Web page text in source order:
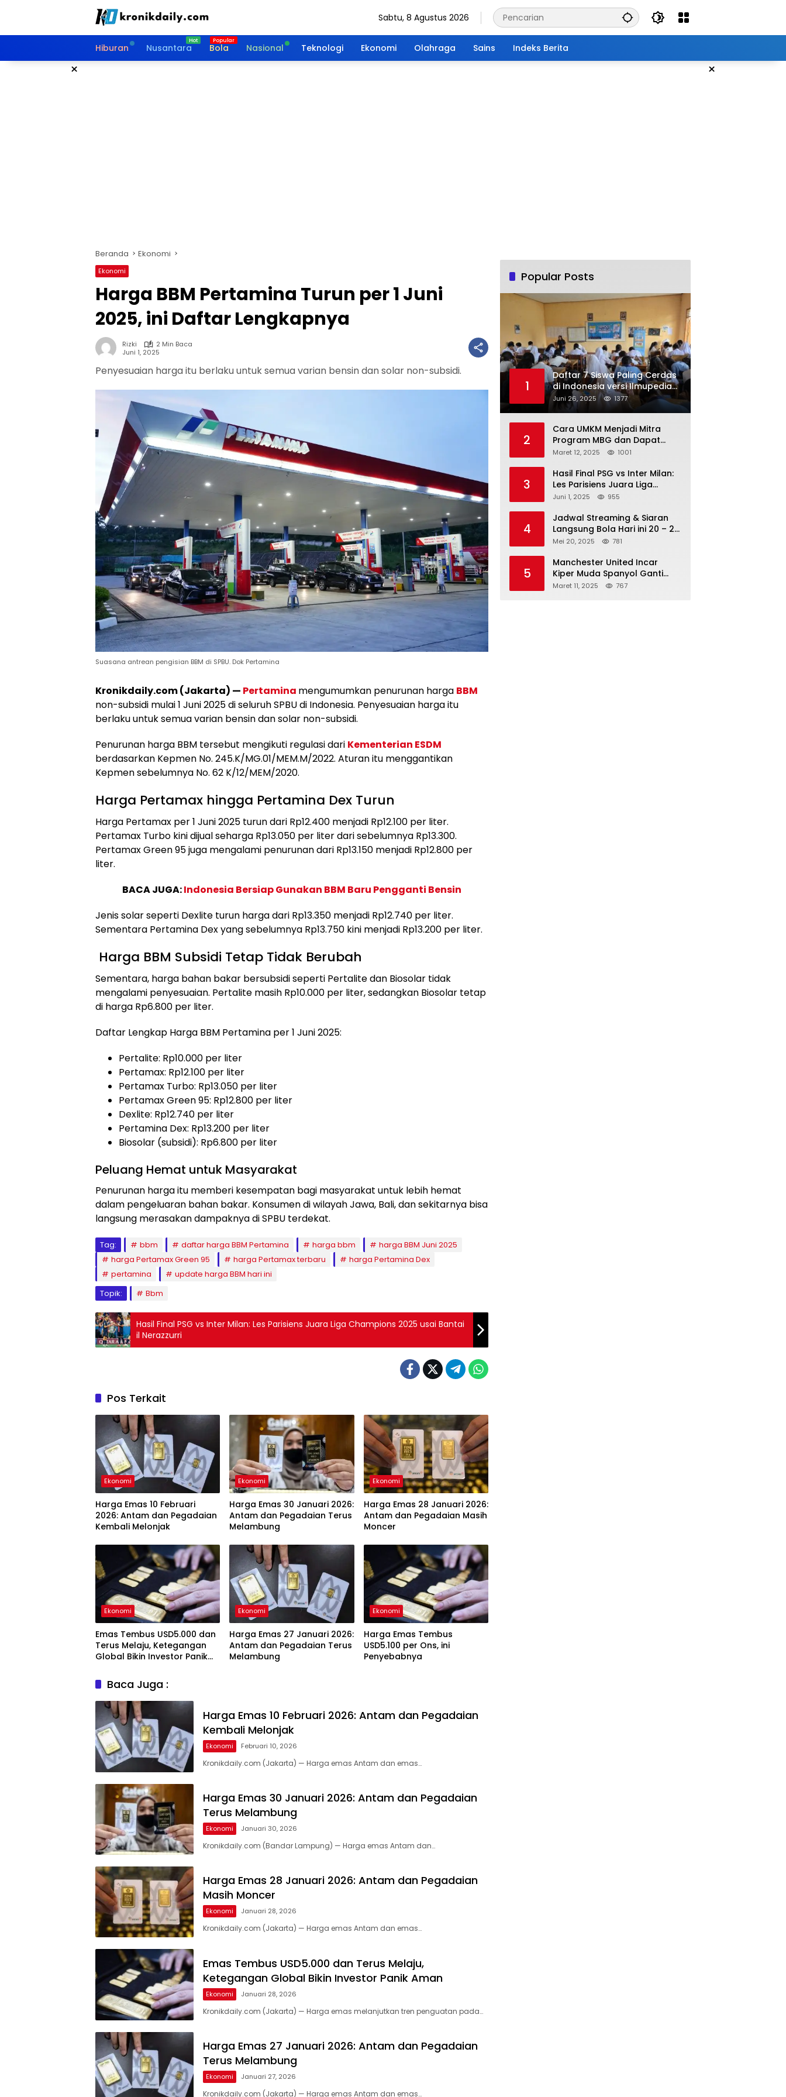
Sabtu, 8 Agustus 2026
Hiburan Nusantara Bola Nasional Teknologi Ekonomi Olahraga Sains Indeks Berita
× ×
Beranda Ekonomi
Ekonomi
Harga BBM Pertamina Turun per 1 Juni
2025, ini Daftar Lengkapnya
Rizki
2 Min Baca
Juni 1, 2025
Penyesuaian harga itu berlaku untuk semua varian bensin dan solar non-subsidi.
Suasana antrean pengisian BBM di SPBU. Dok Pertamina
Kronikdaily.com (Jakarta) — Pertamina mengumumkan penurunan harga BBM
non-subsidi mulai 1 Juni 2025 di seluruh SPBU di Indonesia. Penyesuaian harga itu
berlaku untuk semua varian bensin dan solar non-subsidi.
Penurunan harga BBM tersebut mengikuti regulasi dari Kementerian ESDM
berdasarkan Kepmen No. 245.K/MG.01/MEM.M/2022. Aturan itu menggantikan
Kepmen sebelumnya No. 62 K/12/MEM/2020.
Harga Pertamax hingga Pertamina Dex Turun
Harga Pertamax per 1 Juni 2025 turun dari Rp12.400 menjadi Rp12.100 per liter.
Pertamax Turbo kini dijual seharga Rp13.050 per liter dari sebelumnya Rp13.300.
Pertamax Green 95 juga mengalami penurunan dari Rp13.150 menjadi Rp12.800 per
liter.
BACA JUGA:Indonesia Bersiap Gunakan BBM Baru Pengganti Bensin
Jenis solar seperti Dexlite turun harga dari Rp13.350 menjadi Rp12.740 per liter.
Sementara Pertamina Dex yang sebelumnya Rp13.750 kini menjadi Rp13.200 per liter.
Harga BBM Subsidi Tetap Tidak Berubah
Sementara, harga bahan bakar bersubsidi seperti Pertalite dan Biosolar tidak
mengalami penyesuaian. Pertalite masih Rp10.000 per liter, sedangkan Biosolar tetap
di harga Rp6.800 per liter.
Daftar Lengkap Harga BBM Pertamina per 1 Juni 2025:
Pertalite: Rp10.000 per liter
Pertamax: Rp12.100 per liter
Pertamax Turbo: Rp13.050 per liter
Pertamax Green 95: Rp12.800 per liter
Dexlite: Rp12.740 per liter
Pertamina Dex: Rp13.200 per liter
Biosolar (subsidi): Rp6.800 per liter
Peluang Hemat untuk Masyarakat
Penurunan harga itu memberi kesempatan bagi masyarakat untuk lebih hemat
dalam pengeluaran bahan bakar. Konsumen di wilayah Jawa, Bali, dan sekitarnya bisa
langsung merasakan dampaknya di SPBU terdekat.
Tag: bbm daftar harga BBM Pertamina harga bbm
harga BBM Juni 2025
harga Pertamax Green 95
harga Pertamax terbaru
harga Pertamina Dex
pertamina
update harga BBM hari ini
Topik:
Bbm
Hasil Final PSG vs Inter Milan: Les Parisiens Juara Liga Champions 2025 usai Bantai
il Nerazzurri
Pos Terkait
Ekonomi
Harga Emas 10 Februari
2026: Antam dan Pegadaian
Kembali Melonjak
Ekonomi
Harga Emas 30 Januari 2026:
Antam dan Pegadaian Terus
Melambung
Ekonomi
Harga Emas 28 Januari 2026:
Antam dan Pegadaian Masih
Moncer
Ekonomi
Emas Tembus USD5.000 dan
Terus Melaju, Ketegangan
Global Bikin Investor Panik
Ekonomi
Harga Emas 27 Januari 2026:
Antam dan Pegadaian Terus
Melambung
Ekonomi
Harga Emas Tembus
USD5.100 per Ons, ini
Penyebabnya
Baca Juga :
Harga Emas 10 Februari 2026: Antam dan Pegadaian
Kembali Melonjak
Ekonomi Februari 10, 2026
Kronikdaily.com (Jakarta) — Harga emas Antam dan emas…
Harga Emas 30 Januari 2026: Antam dan Pegadaian
Terus Melambung
Ekonomi Januari 30, 2026
Kronikdaily.com (Bandar Lampung) — Harga emas Antam dan…
Harga Emas 28 Januari 2026: Antam dan Pegadaian
Masih Moncer
Ekonomi Januari 28, 2026
Kronikdaily.com (Jakarta) — Harga emas Antam dan emas…
Emas Tembus USD5.000 dan Terus Melaju,
Ketegangan Global Bikin Investor Panik Aman
Ekonomi Januari 28, 2026
Kronikdaily.com (Jakarta) — Harga emas melanjutkan tren penguatan pada…
Harga Emas 27 Januari 2026: Antam dan Pegadaian
Terus Melambung
Ekonomi Januari 27, 2026
Kronikdaily.com (Jakarta) — Harga emas Antam dan emas…
Popular Posts
1
Daftar 7 Siswa Paling Cerdas
di Indonesia versi Ilmupedia
Tryout UTBK 2025
Juni 26, 2025 1377
2
Cara UMKM Menjadi Mitra
Program MBG dan Dapat
Modal Hingga Rp500 Juta
Maret 12, 2025 1001
3
Hasil Final PSG vs Inter Milan:
Les Parisiens Juara Liga
Champions 2025 usai Bantai il
Juni 1, 2025 955
4
Jadwal Streaming & Siaran
Langsung Bola Hari ini 20 – 21
Mei 2025: Manchester City vs
Mei 20, 2025 781
5
Manchester United Incar
Kiper Muda Spanyol Ganti
Andre Onana
Maret 11, 2025 767